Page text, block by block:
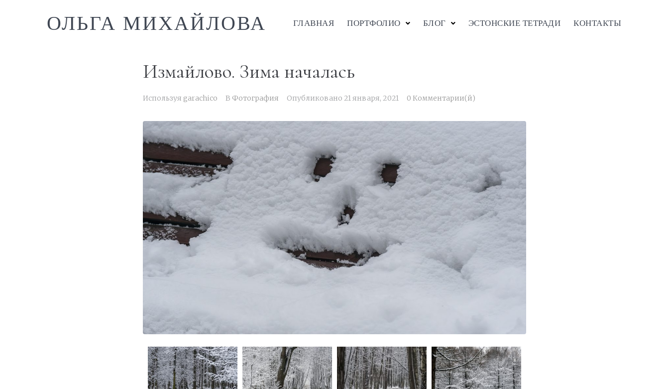
ОЛЬГА МИХАЙЛОВА ГЛАВНАЯ ПОРТФОЛИО БЛОГ ЭСТОНСКИЕ ТЕТРАДИ КОНТАКТЫ
Измайлово. Зима началась
Используя garachico В Фотография Опубликовано 21 января, 2021 0 Комментарии(й)